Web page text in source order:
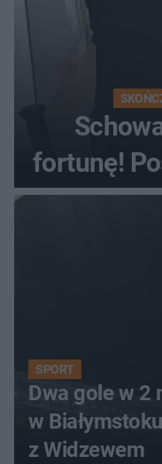
fortunę!
SPORT
Dwa gole w 2
w
z Widzewem